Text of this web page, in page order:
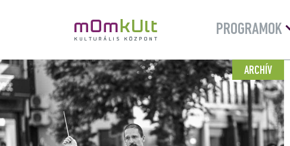
PROGRAMOK
ARCHÍV